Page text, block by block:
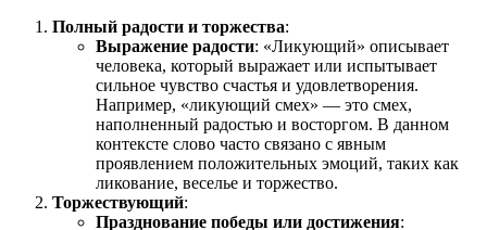
Полный радости и торжества:
Выражение радости: «Ликующий» описывает
человека, который выражает или испытывает
сильное чувство счастья и удовлетворения.
Например, «ликующий смех» — это смех,
наполненный радостью и восторгом. В данном
контексте слово часто связано с явным
проявлением положительных эмоций, таких как
ликование, веселье и торжество.
Торжествующий:
Празднование победы или достижения: